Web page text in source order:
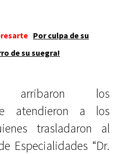
Por culpa de su
de su suegra!
arribaron los
atendieron a los
trasladaron al
Especialidades “Dr.